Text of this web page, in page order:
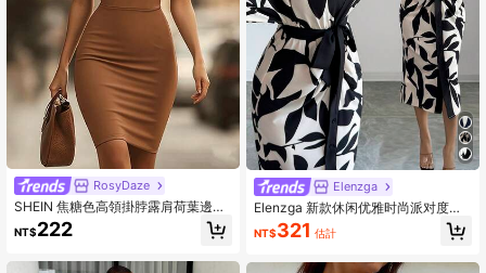
RosyDaze
SHEIN 焦糖色高領掛脖露肩荷葉邊短
袖修身緊身迷你洋裝 女款夏季新款韓
系性感百搭洋裝
NT$222
Elenzga
Elenzga 新款休闲优雅时尚派对度假
外出植物叶子印花蝙蝠袖系带修身V领
中长连衣裙，适合女士，秋夏季
NT$321 估計